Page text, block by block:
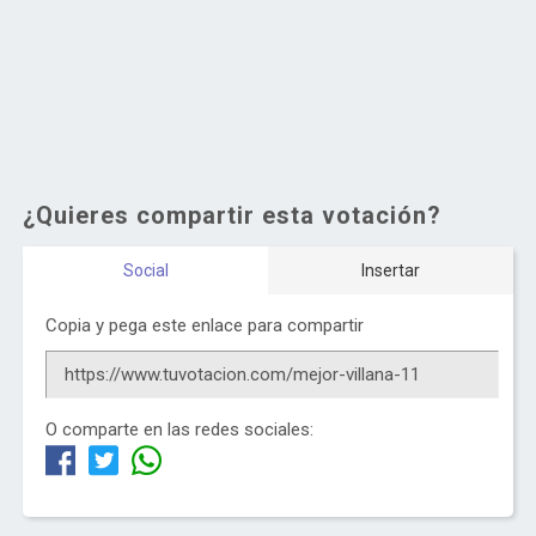
¿Quieres compartir esta votación?
Social Insertar
Copia y pega este enlace para compartir
O comparte en las redes sociales: